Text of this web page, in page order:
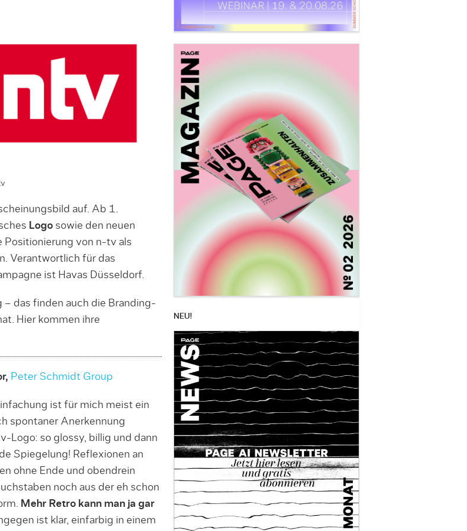
auf. Ab 1.
Logosowie den neuen
Positionierung von n-tv als
Verantwortlich für das
ist Havas Düsseldorf.
das finden auch die Branding-
Hier kommen ihre
Peter Schmidt Group
ist für mich meist ein
spontaner Anerkennung
Logo: so glossy, billig und dann
Spiegelung! Reflexionen an
ohne Ende und obendrein
noch aus der eh schon
Mehr Retro kann man ja gar
ist klar, einfarbig in einem
NEU!